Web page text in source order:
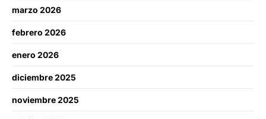
marzo 2026
febrero 2026
enero 2026
diciembre 2025
noviembre 2025